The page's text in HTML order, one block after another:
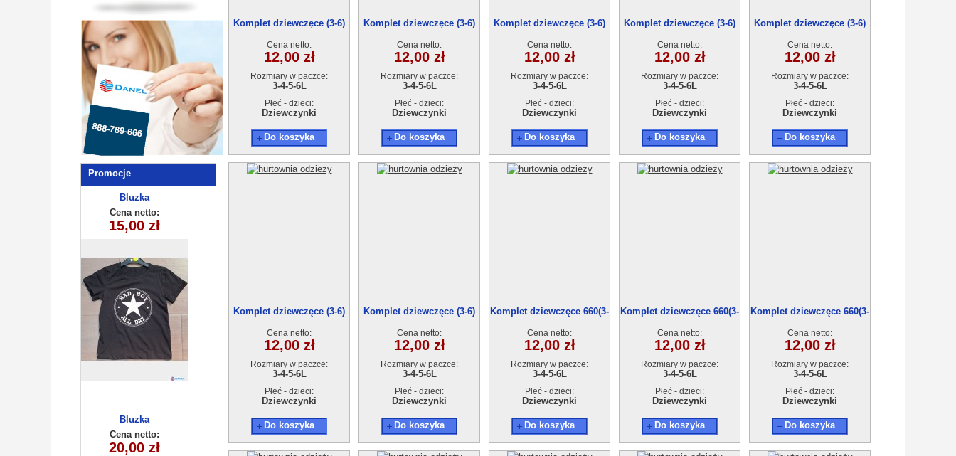
Promocje
Bluzka
dziecięca
180626-10(6-16)
6szt
Cena netto:
15,00 zł
Bluzka
dziewczęca
(6-16) 6szt
Cena netto:
20,00 zł
Komplet dziewczęce (3-6)
Cena netto:
12,00 zł
Rozmiary w paczce:
3-4-5-6L
Płeć - dzieci:
Dziewczynki
Do koszyka
Komplet dziewczęce (3-6)
Cena netto:
12,00 zł
Rozmiary w paczce:
3-4-5-6L
Płeć - dzieci:
Dziewczynki
Do koszyka
Komplet dziewczęce (3-6)
Cena netto:
12,00 zł
Rozmiary w paczce:
3-4-5-6L
Płeć - dzieci:
Dziewczynki
Do koszyka
Komplet dziewczęce (3-6)
Cena netto:
12,00 zł
Rozmiary w paczce:
3-4-5-6L
Płeć - dzieci:
Dziewczynki
Do koszyka
Komplet dziewczęce (3-6)
Cena netto:
12,00 zł
Rozmiary w paczce:
3-4-5-6L
Płeć - dzieci:
Dziewczynki
Do koszyka
Komplet dziewczęce (3-6)
Cena netto:
12,00 zł
Rozmiary w paczce:
3-4-5-6L
Płeć - dzieci:
Dziewczynki
Do koszyka
Komplet dziewczęce (3-6)
Cena netto:
12,00 zł
Rozmiary w paczce:
3-4-5-6L
Płeć - dzieci:
Dziewczynki
Do koszyka
Komplet dziewczęce 660(3-
Cena netto:
12,00 zł
Rozmiary w paczce:
3-4-5-6L
Płeć - dzieci:
Dziewczynki
Do koszyka
Komplet dziewczęce 660(3-
Cena netto:
12,00 zł
Rozmiary w paczce:
3-4-5-6L
Płeć - dzieci:
Dziewczynki
Do koszyka
Komplet dziewczęce 660(3-
Cena netto:
12,00 zł
Rozmiary w paczce:
3-4-5-6L
Płeć - dzieci:
Dziewczynki
Do koszyka